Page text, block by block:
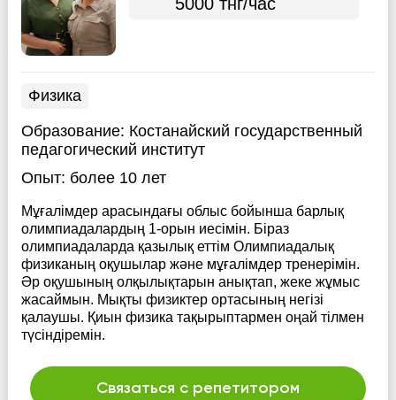
5000 тнг/час
Физика
Образование: Костанайский государственный
педагогический институт
Опыт: более 10 лет
Мұғалімдер арасындағы облыс бойынша барлық
олимпиадалардың 1-орын иесімін. Біраз
олимпиадаларда қазылық еттім Олимпиадалық
физиканың оқушылар және мұғалімдер тренерімін.
Әр оқушының олқылықтарын анықтап, жеке жұмыс
жасаймын. Мықты физиктер ортасының негізі
қалаушы. Қиын физика тақырыптармен оңай тілмен
түсіндіремін.
Связаться с репетитором